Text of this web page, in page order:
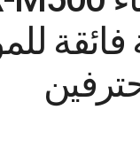
فائقة